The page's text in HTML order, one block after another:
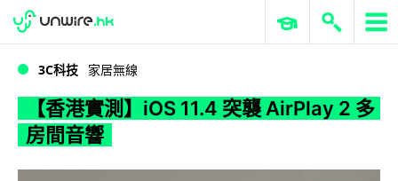
WWDC 2026 ERP 與商業 AI
3C科技 家居無線
【香港實測】iOS 11.4 突襲 AirPlay 2 多
房間音響